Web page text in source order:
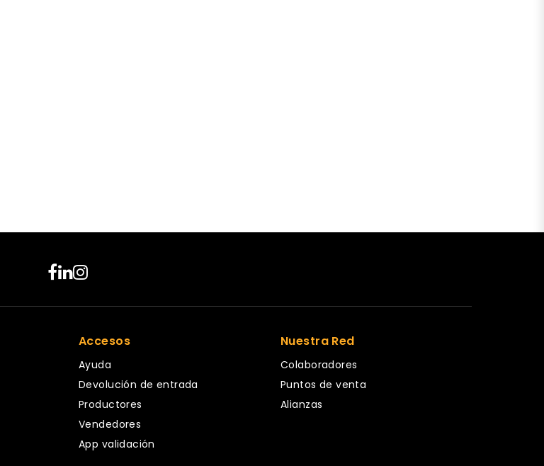
Accesos
Ayuda
Devolución de entrada
Productores
Vendedores
App validación
Nuestra Red
Colaboradores
Puntos de venta
Alianzas